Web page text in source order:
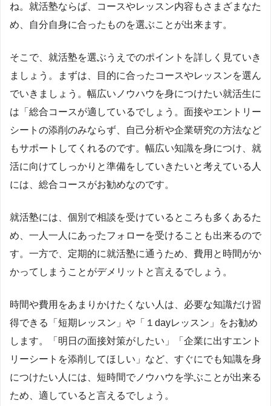
ね。就活塾ならば、コースやレッスン内容もさまざまなた
め、自分自身に合ったものを選ぶことが出来ます。
そこで、就活塾を選ぶうえでのポイントを詳しく見ていき
ましょう。まずは、目的に合ったコースやレッスンを選ん
でいきましょう。幅広いノウハウを身につけたい就活生に
は「総合コースが適しているでしょう。面接やエントリー
シートの添削のみならず、自己分析や企業研究の方法など
もサポートしてくれるのです。幅広い知識を身につけ、就
活に向けてしっかりと準備をしていきたいと考えている人
には、総合コースがお勧めなのです。
就活塾には、個別で相談を受けているところも多くあるた
め、一人一人にあったフォローを受けることも出来るので
す。一方で、定期的に就活塾に通うため、費用と時間がか
かってしまうことがデメリットと言えるでしょう。
時間や費用をあまりかけたくない人は、必要な知識だけ習
得できる「短期レッスン」や「１dayレッスン」をお勧め
します。「明日の面接対策がしたい」「企業に出すエント
リーシートを添削してほしい」など、すぐにでも知識を身
につけたい人には、短時間でノウハウを学ぶことが出来る
ため、適していると言えるでしょう。